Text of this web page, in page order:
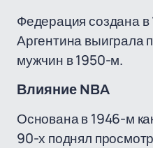
Федерация создана
Аргентина выиграла
мужчин в 1950-м.
Влияние NBA
Основана в 1946-м
90-х поднял